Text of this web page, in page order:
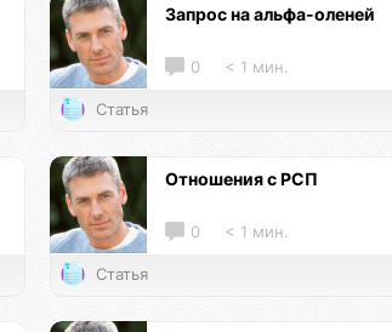
Запрос на альфа-оленей
0 < 1 мин.
Статья
Отношения с РСП
0 < 1 мин.
Статья